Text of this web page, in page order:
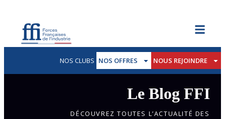
NOS CLUBS NOS OFFRES NOUS REJOINDRE
Le Blog FFI
DÉCOUVREZ TOUTES L’ACTUALITÉ DES